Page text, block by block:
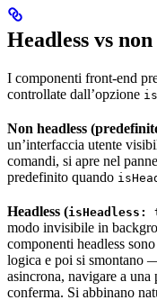
Headless vs non
I componenti front-end
controllate dall’opzione
Non headless
un’interfaccia utente
comandi, si apre nel
predefinito quando
Headless (isHeadless:
modo invisibile in
componenti headless
logica e poi si smontano
asincrona, navigare a una
conferma. Si abbinano